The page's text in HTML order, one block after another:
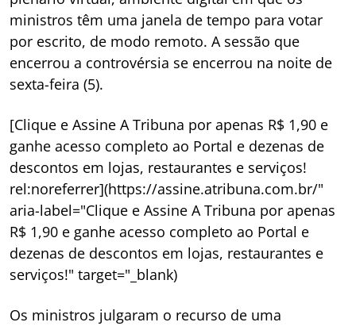
ministros têm uma janela de tempo para votar
por escrito, de modo remoto. A sessão que
encerrou a controvérsia se encerrou na noite de
sexta-feira (5).
[Clique e Assine A Tribuna por apenas R$ 1,90 e
ganhe acesso completo ao Portal e dezenas de
descontos em lojas, restaurantes e serviços!
rel:noreferrer](https://assine.atribuna.com.br/"
aria-label="Clique e Assine A Tribuna por apenas
R$ 1,90 e ganhe acesso completo ao Portal e
dezenas de descontos em lojas, restaurantes e
serviços!" target="_blank)
Os ministros julgaram o recurso de uma